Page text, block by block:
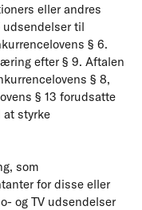
eller andres
udsendelser til
§ 6.
efter § 9. Aftalen
§ 8,
§ 13 forudsatte
at styrke
som
for disse eller
og TV udsendelser